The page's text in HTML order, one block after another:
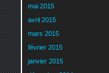
mai 2015
avril 2015
mars 2015
février 2015
janvier 2015